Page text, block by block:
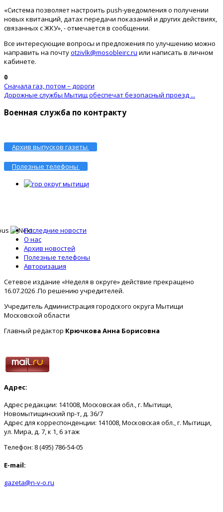
«Система позволяет настроить push-уведомления о получении
новых квитанций, датах передачи показаний и других действиях,
связанных с ЖКУ», - отмечается в сообщении.
Все интересующие вопросы и предложения по улучшению можно
направить на почтуotzivlk@mosobleirc.ru или написать в личном
кабинете.
0
Сначала газ, потом – дороги
Дорожные службы Мытищ обеспечат безопасный проезд ...
Военная служба по контракту
Архив выпусков газеты
Полезные телефоны
Последние новости
О нас
Архив новостей
Полезные телефоны
Авторизация
Сетевое издание «Неделя в округе» действие прекращено
16.07.2026 .По решению учредителей.
Учредитель Администрация городского округа Мытищи
Московской области
Главный редактор Крючкова Анна Борисовна
Адрес:
Адрес редакции: 141008, Московская обл., г. Мытищи,
Новомытищинский пр-т, д. 36/7
Адрес для корреспонденции: 141008, Московская обл., г. Мытищи,
ул. Мира, д. 7, к 1, 6 этаж
Телефон: 8 (495) 786-54-05
E-mail:
gazeta@n-v-o.ru